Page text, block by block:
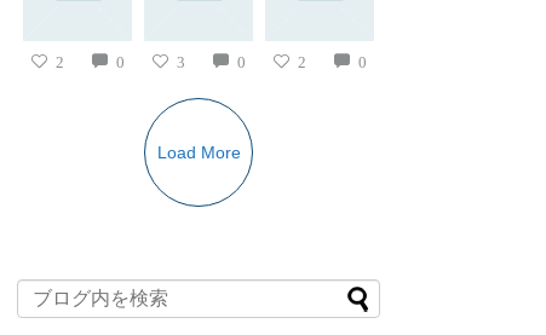
2 0 3 0 2 0
Load More